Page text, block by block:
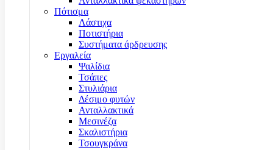
Πότισμα
Λάστιχα
Ποτιστήρια
Συστήματα άρδρευσης
Εργαλεία
Ψαλίδια
Τσάπες
Στυλιάρια
Δέσιμο φυτών
Ανταλλακτικά
Μεσινέζα
Σκαλιστήρια
Τσουγκράνα